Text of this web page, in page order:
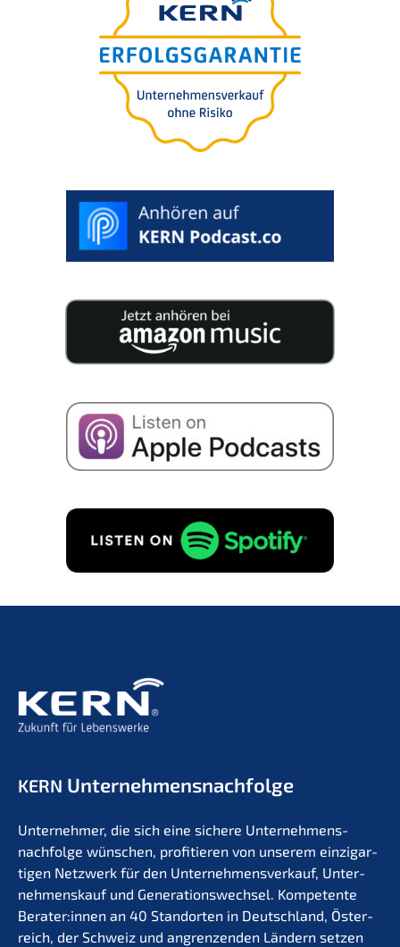
KERN Unternehmens­nachfolge
Unter­neh­mer, die sich eine siche­re Unternehmens­
nachfolge wünschen, profi­tie­ren von unserem einzig­ar­
ti­gen Netzwerk für den Unter­nehmens­verkauf, Unter­
nehmens­kauf und Generations­wechsel. Kompe­ten­te
Berater:innen an 40 Stand­or­ten in Deutsch­land, Öster­
reich, der Schweiz und angren­zen­den Ländern setzen